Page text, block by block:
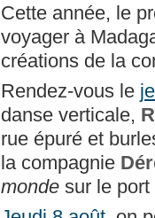
Cette année, le
voyager à
créations de la
Rendez-vous le
danse verticale,
rue épuré et
la compagnie
mondesur le port